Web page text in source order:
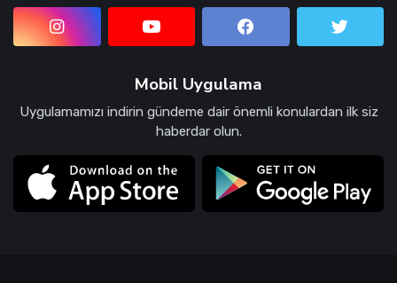
Mobil Uygulama
Uygulamamızı indirin gündeme dair önemli konulardan ilk siz
haberdar olun.